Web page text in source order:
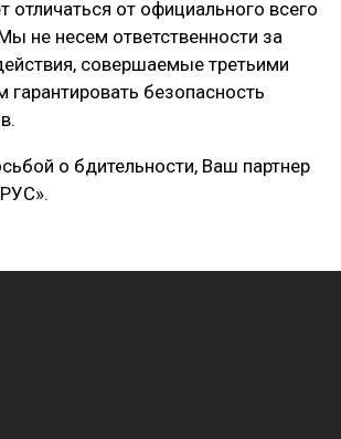
поверхность. Она
деформации. Это максимизирует
на ледяной и снежной
от официального всего
не несем ответственности за
совершаемые третьими
безопасность
о бдительности, Ваш партнер